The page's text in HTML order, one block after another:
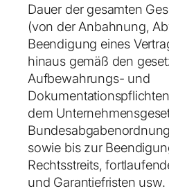
Dauer der gesamten
(von der Anbahnung,
Beendigung eines
hinaus gemäß den
Aufbewahrungs- und
dem
sowie bis zur
Rechtsstreits,
und Garantiefristen usw.